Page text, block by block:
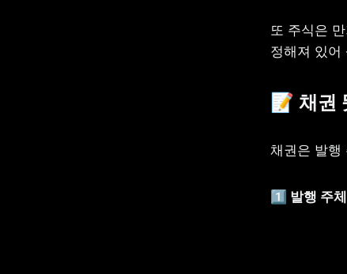
또 주식은
정해져 있어
📝 채권
채권은 발행
1️⃣ 발행 주